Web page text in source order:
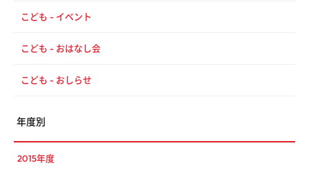
こども - イベント
こども - おはなし会
こども - おしらせ
年度別
2015年度